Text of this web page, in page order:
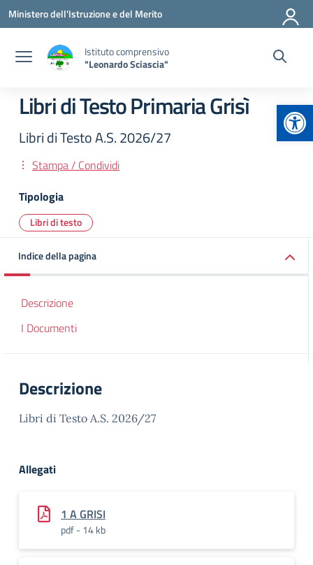
Vai ai contenuti
Vai al menu di navigazione
Vai al footer
Ministero dell'Istruzione e del Merito
Istituto comprensivo
"Leonardo Sciascia"
Libri di Testo Primaria Grisì
Libri di Testo A.S. 2026/27
Stampa / Condividi
Tipologia
Libri di testo
Indice della pagina
Descrizione
I Documenti
Descrizione
Libri di Testo A.S. 2026/27
Allegati
1 A GRISI
pdf - 14 kb